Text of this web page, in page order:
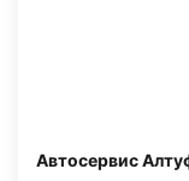
Автосервис